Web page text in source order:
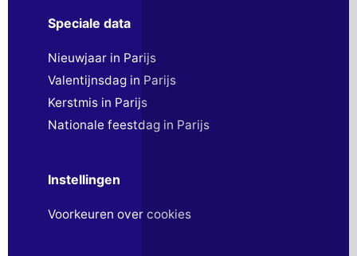
Speciale data
Nieuwjaar in Parijs
Valentijnsdag in Parijs
Kerstmis in Parijs
Nationale feestdag in Parijs
Instellingen
Voorkeuren over cookies